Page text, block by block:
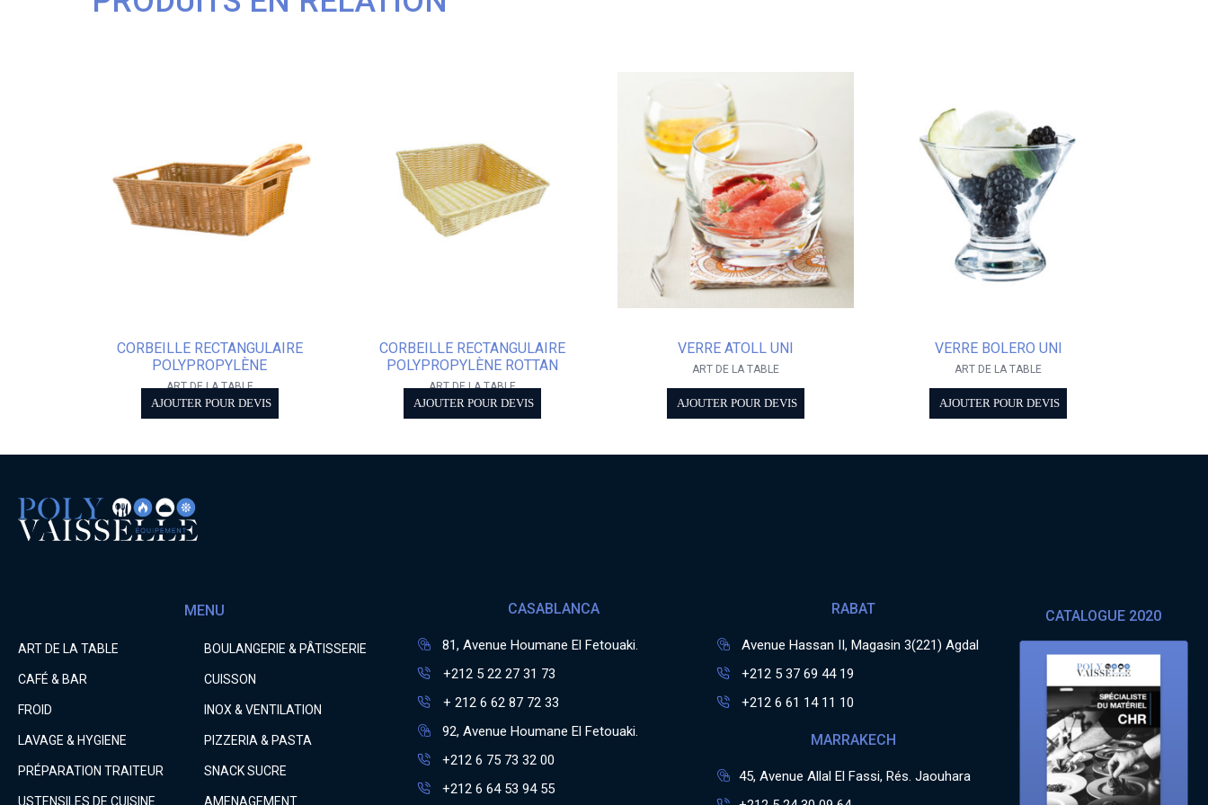
CORBEILLE RECTANGULAIRE
POLYPROPYLÈNE
ART DE LA TABLE
AJOUTER POUR DEVIS
CORBEILLE RECTANGULAIRE
POLYPROPYLÈNE ROTTAN
ART DE LA TABLE
AJOUTER POUR DEVIS
VERRE ATOLL UNI
ART DE LA TABLE
AJOUTER POUR DEVIS
VERRE BOLERO UNI
ART DE LA TABLE
AJOUTER POUR DEVIS
MENU
ART DE LA TABLE BOULANGERIE & PÂTISSERIE
CAFÉ & BAR CUISSON
FROID INOX & VENTILATION
LAVAGE & HYGIENE PIZZERIA & PASTA
PRÉPARATION TRAITEUR SNACK SUCRE
USTENSILES DE CUISINE AMENAGEMENT
CASABLANCA
81, Avenue Houmane El Fetouaki.
+212 5 22 27 31 73
+ 212 6 62 87 72 33
92, Avenue Houmane El Fetouaki.
+212 6 75 73 32 00
+212 6 64 53 94 55
RABAT
Avenue Hassan II, Magasin 3(221) Agdal
+212 5 37 69 44 19
+212 6 61 14 11 10
MARRAKECH
45, Avenue Allal El Fassi, Rés. Jaouhara
CATALOGUE 2020